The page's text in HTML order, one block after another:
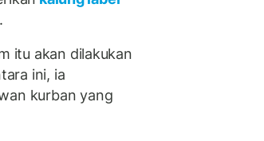
itu akan dilakukan
ini, ia
kurban yang